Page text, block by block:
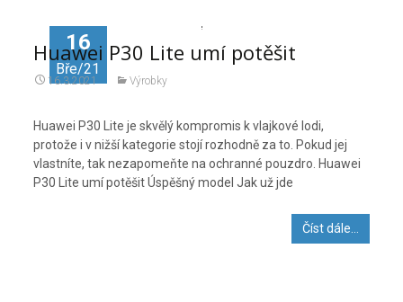
16
Bře/21
Huawei P30 Lite umí potěšit
16.3.2021 Výrobky
Huawei P30 Lite je skvělý kompromis k vlajkové lodi,
protože i v nižší kategorie stojí rozhodně za to. Pokud jej
vlastníte, tak nezapomeňte na ochranné pouzdro. Huawei
P30 Lite umí potěšit Úspěšný model Jak už jde
Číst dále…